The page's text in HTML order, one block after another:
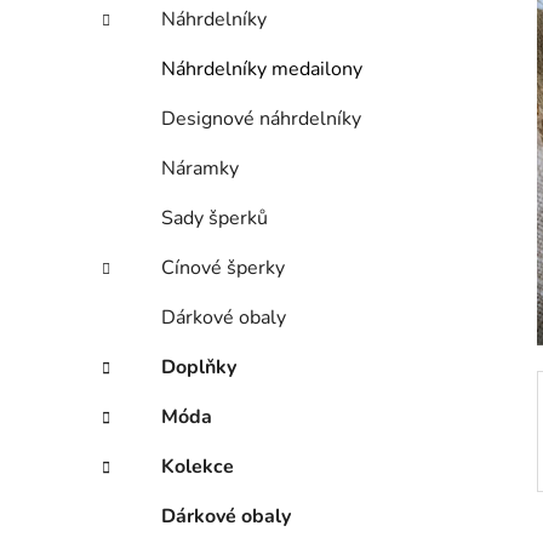
Náhrdelníky
Náhrdelníky medailony
Designové náhrdelníky
Náramky
Sady šperků
Cínové šperky
Dárkové obaly
Doplňky
Móda
Kolekce
Dárkové obaly